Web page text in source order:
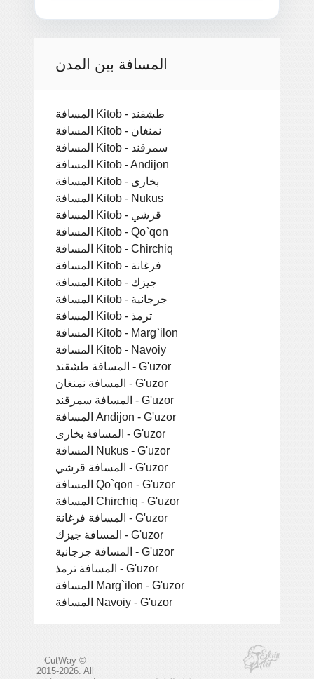
المسافة بين المدن
المسافة Kitob - طشقند
المسافة Kitob - نمنغان
المسافة Kitob - سمرقند
المسافة Kitob - Andijon
المسافة Kitob - بخارى
المسافة Kitob - Nukus
المسافة Kitob - قرشي
المسافة Kitob - Qo`qon
المسافة Kitob - Chirchiq
المسافة Kitob - فرغانة
المسافة Kitob - جيزك
المسافة Kitob - جرجانية
المسافة Kitob - ترمذ
المسافة Kitob - Marg`ilon
المسافة Kitob - Navoiy
المسافة طشقند - G'uzor
المسافة نمنغان - G'uzor
المسافة سمرقند - G'uzor
المسافة Andijon - G'uzor
المسافة بخارى - G'uzor
المسافة Nukus - G'uzor
المسافة قرشي - G'uzor
المسافة Qo`qon - G'uzor
المسافة Chirchiq - G'uzor
المسافة فرغانة - G'uzor
المسافة جيزك - G'uzor
المسافة جرجانية - G'uzor
المسافة ترمذ - G'uzor
المسافة Marg`ilon - G'uzor
المسافة Navoiy - G'uzor
CutWay ©
2015-2026. All